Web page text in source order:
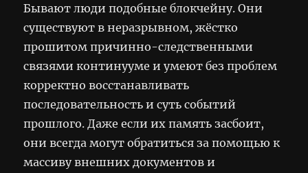
Бывают люди подобные блокчейну. Они
существуют в неразрывном, жёстко
прошитом причинно-следственными
связями континууме и умеют без проблем
корректно восстанавливать
последовательность и суть событий
прошлого. Даже если их память засбоит,
они всегда могут обратиться за помощью к
массиву внешних документов и